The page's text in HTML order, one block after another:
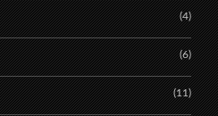
(4)
(6)
(11)